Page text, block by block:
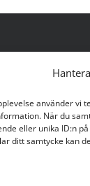
använder vi
När du
eller unika ID:n
ditt samtycke kan